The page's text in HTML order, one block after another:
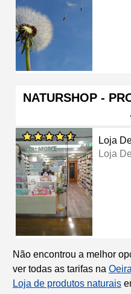
NATURSHOP -
Loja
Loja
Não encontrou a melhor
ver todas as tarifas na
Loja de produtos naturais